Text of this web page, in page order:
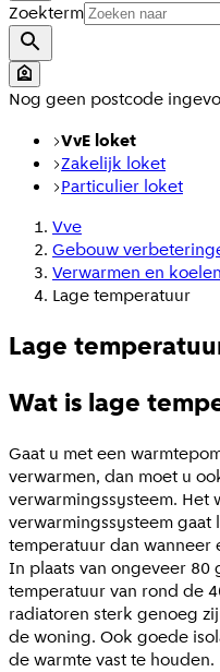
Zoekterm
Nog geen postcode
VvE loket
Zakelijk loket
Particulier loket
Vve
Gebouw
Verwarmen en koelen
Lage temperatuur
Lage
Wat is lage
Gaat u met een
verwarmen, dan moet u
verwarmingssysteem. Het
verwarmingssysteem
temperatuur dan wanneer
In plaats van ongeveer
temperatuur van rond de
radiatoren sterk genoeg
de woning. Ook goede
de warmte vast te houden.